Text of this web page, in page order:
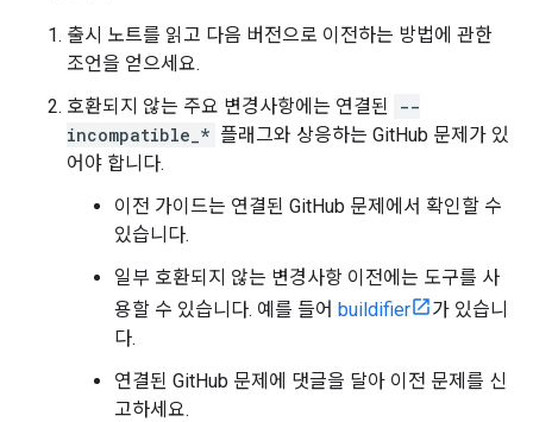
출시 노트를 읽고 다음 버전으로 이전하는 방법에 관한
조언을 얻으세요.
호환되지 않는 주요 변경사항에는 연결된
--
incompatible_* 플래그와 상응하는 GitHub 문제가 있
어야 합니다.
이전 가이드는 연결된 GitHub 문제에서 확인할 수
있습니다.
일부 호환되지 않는 변경사항 이전에는 도구를 사
용할 수 있습니다. 예를 들어 buildifier
가 있습니
다.
연결된 GitHub 문제에 댓글을 달아 이전 문제를 신
고하세요.